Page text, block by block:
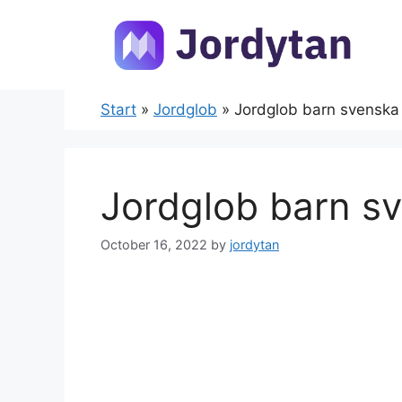
Start » Jordglob » Jordglob barn svenska
Jordglob barn
October 16, 2022 by jordytan